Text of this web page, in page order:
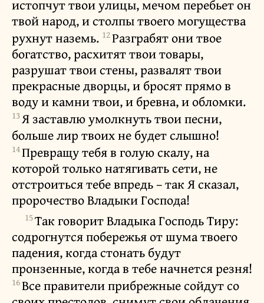
истопчут твои улицы, мечом перебьет он
твой народ, и столпы твоего могущества
рухнут наземь. 12Разграбят они твое
богатство, расхитят твои товары,
разрушат твои стены, развалят твои
прекрасные дворцы, и бросят прямо в
воду и камни твои, и бревна, и обломки.
13Я заставлю умолкнуть твои песни,
больше лир твоих не будет слышно!
14Превращу тебя в голую скалу, на
которой только натягивать сети, не
отстроиться тебе впредь – так Я сказал,
пророчество Владыки Господа!
15Так говорит Владыка Господь Тиру:
содрогнутся побережья от шума твоего
падения, когда стонать будут
пронзенные, когда в тебе начнется резня!
16Все правители прибрежные сойдут со